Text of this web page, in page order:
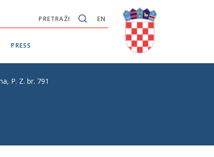
EN
PRETRAŽI
PRESS
P. Z. br. 791